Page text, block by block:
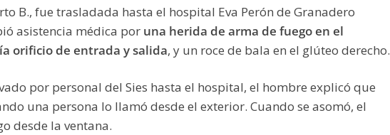
B., fue trasladada hasta el hospital Eva Perón de Granadero
asistencia médica por una herida de arma de fuego en el
orificio de entrada y salida, y un roce de bala en el glúteo derecho.
por personal del Sies hasta el hospital, el hombre explicó que
una persona lo llamó desde el exterior. Cuando se asomó, el
desde la ventana.